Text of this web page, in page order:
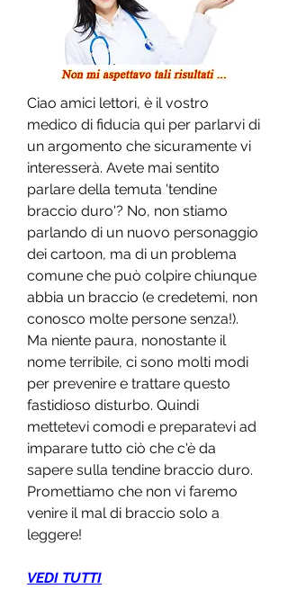
Ciao amici lettori, è il vostro
medico di fiducia qui per parlarvi di
un argomento che sicuramente vi
interesserà. Avete mai sentito
parlare della temuta 'tendine
braccio duro'? No, non stiamo
parlando di un nuovo personaggio
dei cartoon, ma di un problema
comune che può colpire chiunque
abbia un braccio (e credetemi, non
conosco molte persone senza!).
Ma niente paura, nonostante il
nome terribile, ci sono molti modi
per prevenire e trattare questo
fastidioso disturbo. Quindi
mettetevi comodi e preparatevi ad
imparare tutto ciò che c'è da
sapere sulla tendine braccio duro.
Promettiamo che non vi faremo
venire il mal di braccio solo a
leggere!
VEDI TUTTI